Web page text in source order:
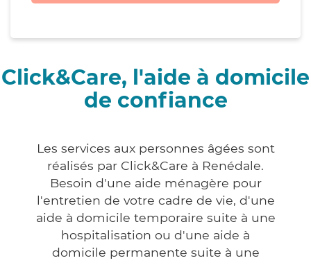
Click&Care, l'aide à domicile
de confiance
Les services aux personnes âgées sont
réalisés par Click&Care à Renédale.
Besoin d'une aide ménagère pour
l'entretien de votre cadre de vie, d'une
aide à domicile temporaire suite à une
hospitalisation ou d'une aide à
domicile permanente suite à une